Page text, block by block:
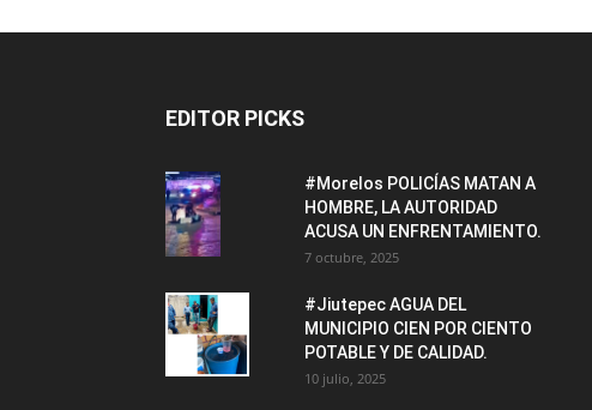
EDITOR PICKS
#Morelos POLICÍAS MATAN A
HOMBRE, LA AUTORIDAD
ACUSA UN ENFRENTAMIENTO.
7 octubre, 2025
#Jiutepec AGUA DEL
MUNICIPIO CIEN POR CIENTO
POTABLE Y DE CALIDAD.
10 julio, 2025